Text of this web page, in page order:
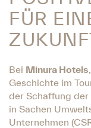
ÜR
UKUNFT
Bei Minura Hotels
Geschichte im
der Schaffung
in Sachen
Unternehmen